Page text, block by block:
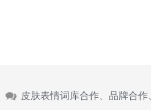
皮肤表情词库合作、品牌合